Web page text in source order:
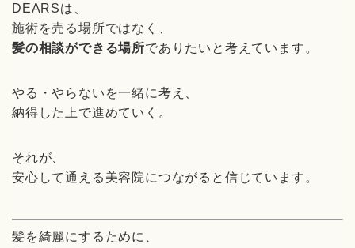
DEARSは、
施術を売る場所ではなく、
髪の相談ができる場所でありたいと考えています。
やる・やらないを一緒に考え、
納得した上で進めていく。
それが、
安心して通える美容院につながると信じています。
髪を綺麗にするために、